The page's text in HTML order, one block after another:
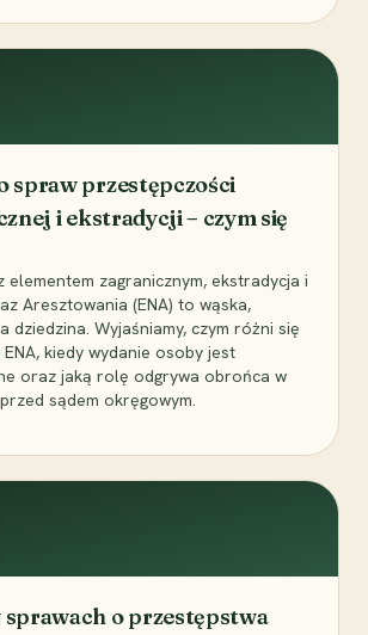
spraw przestępczości
i ekstradycji – czym się
elementem zagranicznym, ekstradycja i
Aresztowania (ENA) to wąska,
dziedzina. Wyjaśniamy, czym różni się
kiedy wydanie osoby jest
oraz jaką rolę odgrywa obrońca w
sądem okręgowym.
o przestępstwa